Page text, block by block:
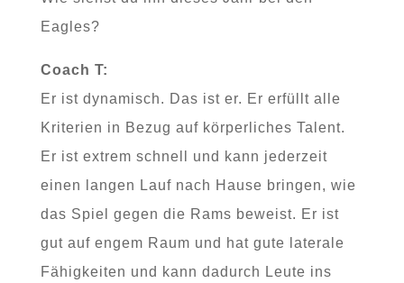
Eagles?
Coach T:
Er ist dynamisch. Das ist er. Er erfüllt alle
Kriterien in Bezug auf körperliches Talent.
Er ist extrem schnell und kann jederzeit
einen langen Lauf nach Hause bringen, wie
das Spiel gegen die Rams beweist. Er ist
gut auf engem Raum und hat gute laterale
Fähigkeiten und kann dadurch Leute ins